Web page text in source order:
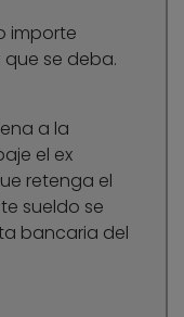
importe
se deba.
a la
el ex
retenga el
sueldo se
bancaria del